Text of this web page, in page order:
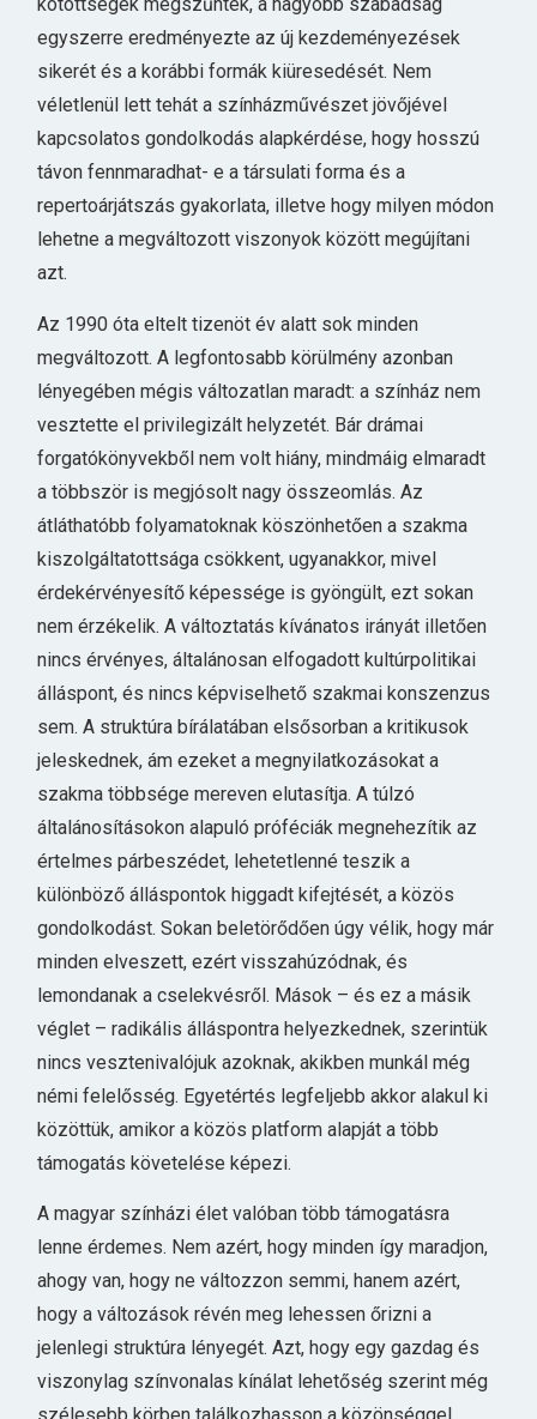
egyszerre eredményezte az új kezdeményezések
sikerét és a korábbi formák kiüresedését. Nem
véletlenül lett tehát a színházművészet jövőjével
kapcsolatos gondolkodás alapkérdése, hogy hosszú
távon fennmaradhat- e a társulati forma és a
repertoárjátszás gyakorlata, illetve hogy milyen módon
lehetne a megváltozott viszonyok között megújítani
azt.
Az 1990 óta eltelt tizenöt év alatt sok minden
megváltozott. A legfontosabb körülmény azonban
lényegében mégis változatlan maradt: a színház nem
vesztette el privilegizált helyzetét. Bár drámai
forgatókönyvekből nem volt hiány, mindmáig elmaradt
a többször is megjósolt nagy összeomlás. Az
átláthatóbb folyamatoknak köszönhetően a szakma
kiszolgáltatottsága csökkent, ugyanakkor, mivel
érdekérvényesítő képessége is gyöngült, ezt sokan
nem érzékelik. A változtatás kívánatos irányát illetően
nincs érvényes, általánosan elfogadott kultúrpolitikai
álláspont, és nincs képviselhető szakmai konszenzus
sem. A struktúra bírálatában elsősorban a kritikusok
jeleskednek, ám ezeket a megnyilatkozásokat a
szakma többsége mereven elutasítja. A túlzó
általánosításokon alapuló próféciák megnehezítik az
értelmes párbeszédet, lehetetlenné teszik a
különböző álláspontok higgadt kifejtését, a közös
gondolkodást. Sokan beletörődően úgy vélik, hogy már
minden elveszett, ezért visszahúzódnak, és
lemondanak a cselekvésről. Mások – és ez a másik
véglet – radikális álláspontra helyezkednek, szerintük
nincs vesztenivalójuk azoknak, akikben munkál még
némi felelősség. Egyetértés legfeljebb akkor alakul ki
közöttük, amikor a közös platform alapját a több
támogatás követelése képezi.
A magyar színházi élet valóban több támogatásra
lenne érdemes. Nem azért, hogy minden így maradjon,
ahogy van, hogy ne változzon semmi, hanem azért,
hogy a változások révén meg lehessen őrizni a
jelenlegi struktúra lényegét. Azt, hogy egy gazdag és
viszonylag színvonalas kínálat lehetőség szerint még